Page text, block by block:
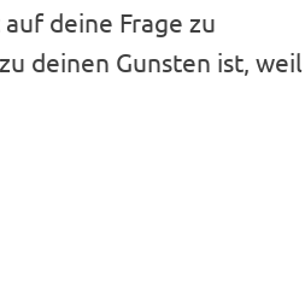
deine Frage zu
deinen Gunsten ist, weil